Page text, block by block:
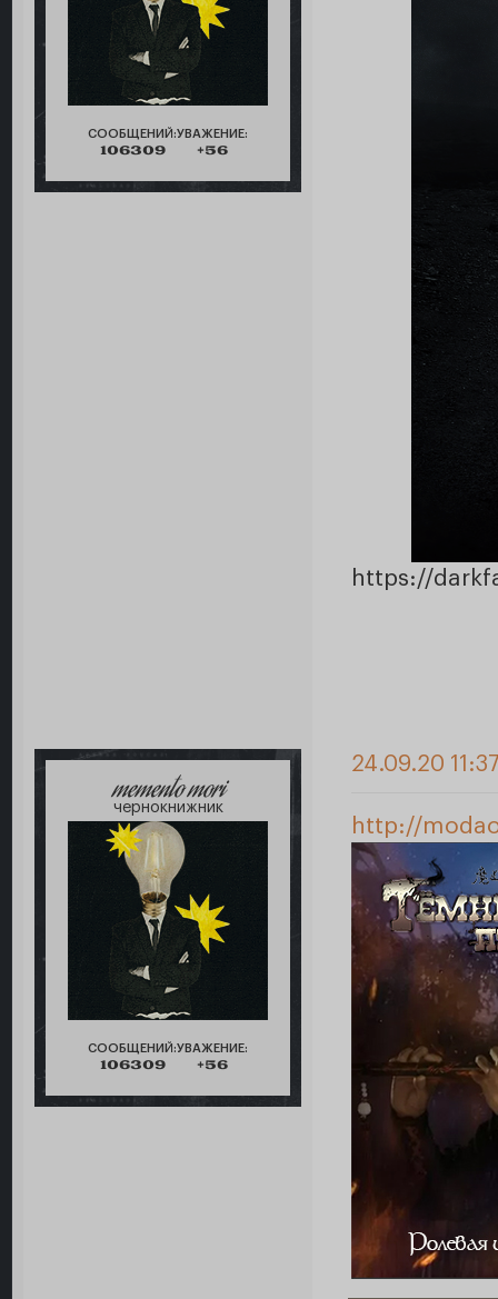
СООБЩЕНИЙ:
106309
УВАЖЕНИЕ:
+56
https://
memento mori
чернокнижник
СООБЩЕНИЙ:
106309
УВАЖЕНИЕ:
+56
24.09.20
http://